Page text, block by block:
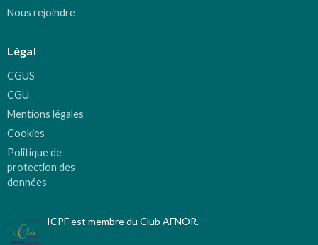
Nous rejoindre
Légal
CGUS
CGU
Mentions légales
Cookies
Politique de
protection des
données
ICPF est membre du Club AFNOR.